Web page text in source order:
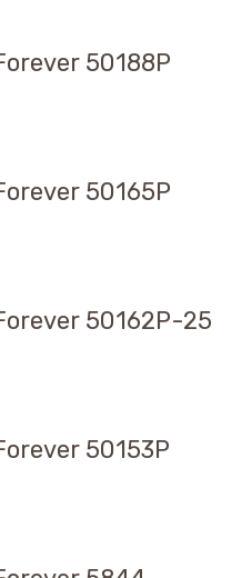
50188P
50165P
50162P-25
50153P